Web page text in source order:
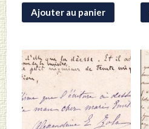
Ajouter au panier